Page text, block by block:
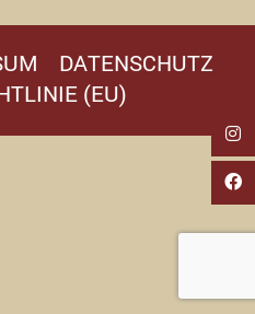
DATENSCHUTZ
(EU)